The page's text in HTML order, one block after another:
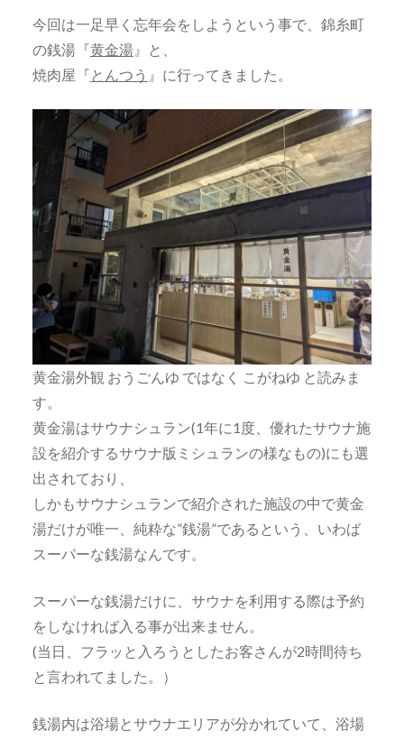
今回は一足早く忘年会をしようという事で、錦糸町
の銭湯『黄金湯』と、
焼肉屋『 とんつう 』に行ってきました。
黄金湯外観 おうごんゆ ではなく こがねゆ と読みま
す。
黄金湯はサウナシュラン(1年に1度、優れたサウナ施
設を紹介するサウナ版ミシュランの様なもの)にも選
出されており、
しかもサウナシュランで紹介された施設の中で黄金
湯だけが唯一、純粋な”銭湯”であるという、いわば
スーパーな銭湯なんです。
スーパーな銭湯だけに、サウナを利用する際は予約
をしなければ入る事が出来ません。
(当日、フラッと入ろうとしたお客さんが2時間待ち
と言われてました。）
銭湯内は浴場とサウナエリアが分かれていて、浴場